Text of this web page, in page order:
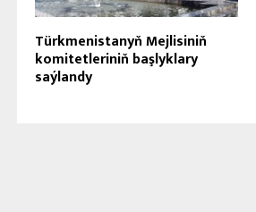
Türkmenistanyň Mejlisiniň
komitetleriniň başlyklary
saýlandy